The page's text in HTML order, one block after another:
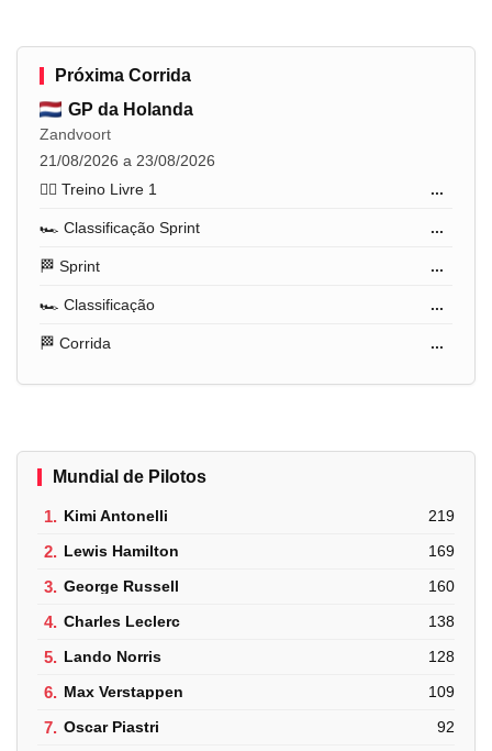
Próxima Corrida
GP da Holanda
Zandvoort
21/08/2026 a 23/08/2026
🏋️‍♂️ Treino Livre 1
...
🏎️ Classificação Sprint ...
🏁 Sprint ...
🏎️ Classificação ...
🏁 Corrida ...
Mundial de Pilotos
1. Kimi Antonelli 219
2. Lewis Hamilton 169
3. George Russell 160
4. Charles Leclerc 138
5. Lando Norris 128
6. Max Verstappen 109
7. Oscar Piastri 92